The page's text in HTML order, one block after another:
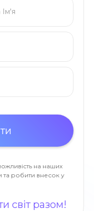
на наших
та робити внесок у
світ разом!